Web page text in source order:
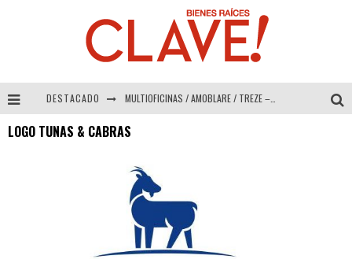
DESTACADO MULTIOFICINAS / AMOBLARE / TREZE – Especial Interiorismo & Decoración 2026
LOGO TUNAS & CABRAS